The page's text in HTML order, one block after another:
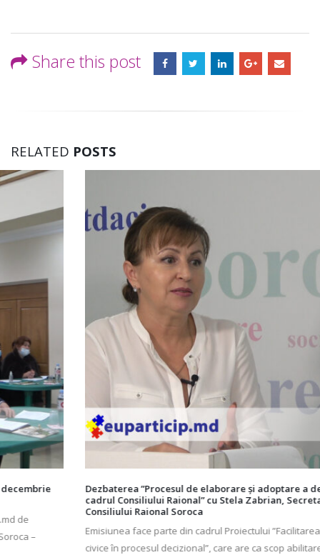
Share this post
RELATED POSTS
Dezbaterea ”Procesul de elaborare și adoptare a deciziilor în
cadrul Consiliului Raional” cu Stela Zabrian, Secretar al
Consiliului Raional Soroca
Emisiunea face parte din cadrul Proiectului ”Facilitarea participării
civice în procesul decizional”, care are ca scop abilitarea Consiliului